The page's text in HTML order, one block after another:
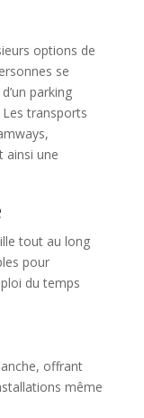
options de
se
parking
transports
ainsi une
tout au long
pour
du temps
offrant
même